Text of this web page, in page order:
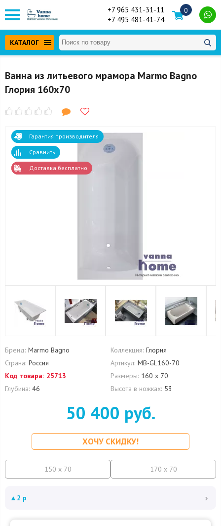
+7 965 431-31-11
+7 495 481-41-74
0
КАТАЛОГ
Ванна из литьевого мрамора Marmo Bagno
Глория 160x70
Гарантия производителя
Сравнить
Доставка бесплатно
Бренд: Marmo Bagno Коллекция: Глория
Страна: Россия Артикул: MB-GL160-70
Код товара: 25713 Размеры: 160 х 70
Глубина: 46 Высота в ножках: 53
50 400 руб.
ХОЧУ СКИДКУ!
150 x 70 170 x 70
▲ 2 р ›